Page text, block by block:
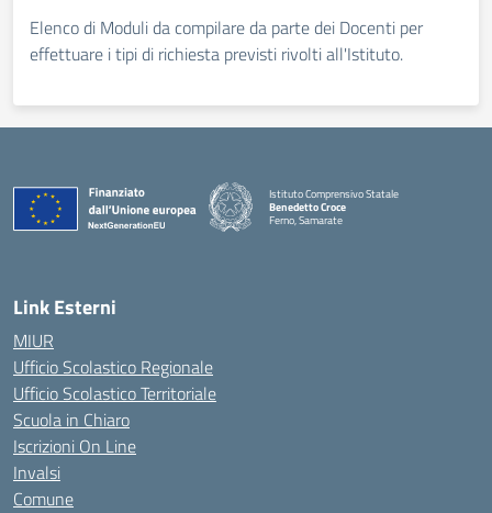
Elenco di Moduli da compilare da parte dei Docenti per
effettuare i tipi di richiesta previsti rivolti all'Istituto.
Istituto Comprensivo Statale
Benedetto Croce
Ferno, Samarate
Link Esterni
MIUR
Ufficio Scolastico Regionale
Ufficio Scolastico Territoriale
Scuola in Chiaro
Iscrizioni On Line
Invalsi
Comune